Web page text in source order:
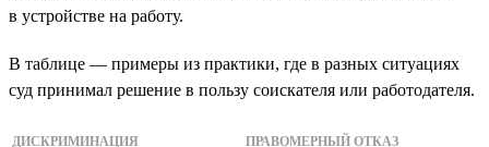
в устройстве на работу.
В таблице — примеры из практики, где в разных ситуациях
суд принимал решение в пользу соискателя или работодателя.
ДИСКРИМИНАЦИЯ ПРАВОМЕРНЫЙ ОТКАЗ